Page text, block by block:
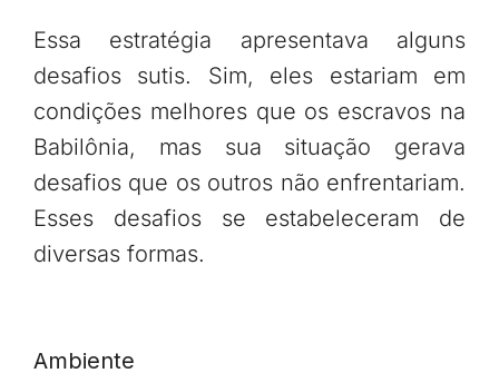
Essa estratégia apresentava alguns
desafios sutis. Sim, eles estariam em
condições melhores que os escravos na
Babilônia, mas sua situação gerava
desafios que os outros não enfrentariam.
Esses desafios se estabeleceram de
diversas formas.
Ambiente